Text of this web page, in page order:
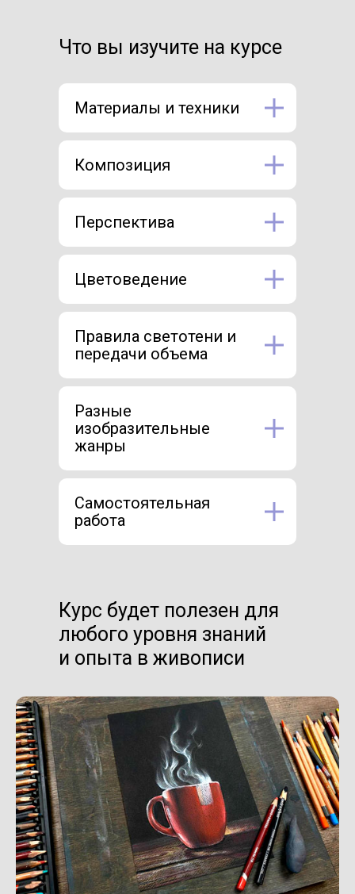
Что вы изучите на курсе
Материалы и техники
Композиция
Перспектива
Цветоведение
Правила светотени и
передачи объема
Разные
изобразительные
жанры
Самостоятельная
работа
Курс будет полезен для
любого уровня знаний
и опыта в живописи